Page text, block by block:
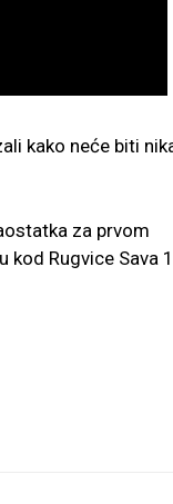
kako neće biti
za prvom
Rugvice Sava